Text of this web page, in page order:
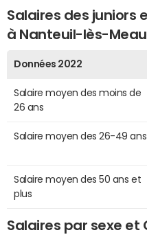
Salaires des juniors
à Nanteuil-lès-
Données 2022
Salaire moyen des moins de
26 ans
Salaire moyen des 26-49 ans
Salaire moyen des 50 ans et
plus
Salaires par sexe et